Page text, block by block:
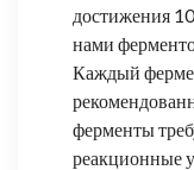
достижения
нами
Каждый
ферменты
реакционные